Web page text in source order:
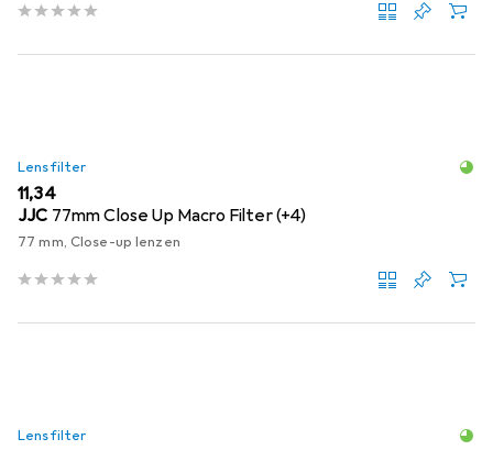
Lensfilter
EUR
11,34
JJC 77mm Close Up Macro Filter (+4)
77 mm, Close-up lenzen
Lensfilter